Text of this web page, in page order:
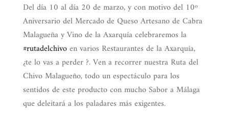
Del día 10 al día 20 de marzo, y con motivo del 10º
Aniversario del Mercado de Queso Artesano de Cabra
Malagueña y Vino de la Axarquía celebraremos la
#rutadelchivoen varios Restaurantes de la Axarquía,
¿te lo vas a perder ?. Ven a recorrer nuestra Ruta del
Chivo Malagueño, todo un espectáculo para los
sentidos de este producto con mucho Sabor a Málaga
que deleitará a los paladares más exigentes.